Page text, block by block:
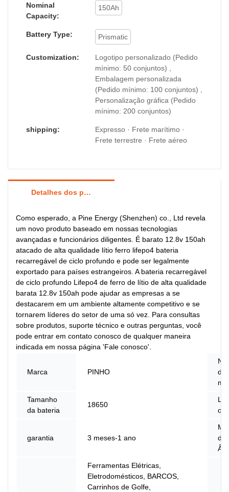
Nominal
Capacity:
150Ah
Battery Type: Prismatic
Customization:
Logotipo personalizado (Pedido
mínimo: 50 conjuntos) ,
Embalagem personalizada
(Pedido mínimo: 100 conjuntos) ,
Personalização gráfica (Pedido
mínimo: 200 conjuntos)
shipping:
Expresso · Frete marítimo ·
Frete terrestre · Frete aéreo
Detalhes dos produtos
Como esperado, a Pine Energy (Shenzhen) co., Ltd revela
um novo produto baseado em nossas tecnologias
avançadas e funcionários diligentes. É barato 12.8v 150ah
atacado de alta qualidade lítio ferro lifepo4 bateria
recarregável de ciclo profundo e pode ser legalmente
exportado para países estrangeiros. A bateria recarregável
de ciclo profundo Lifepo4 de ferro de lítio de alta qualidade
barata 12.8v 150ah pode ajudar as empresas a se
destacarem em um ambiente altamente competitivo e se
tornarem líderes do setor de uma só vez. Para consultas
sobre produtos, suporte técnico e outras perguntas, você
pode entrar em contato conosco de qualquer maneira
indicada em nossa página 'Fale conosco'.
Marca PINHO
do
Tamanho
da bateria
18650
garantia 3 meses-1 ano
do
Ferramentas Elétricas,
Eletrodomésticos, BARCOS,
Carrinhos de Golfe,